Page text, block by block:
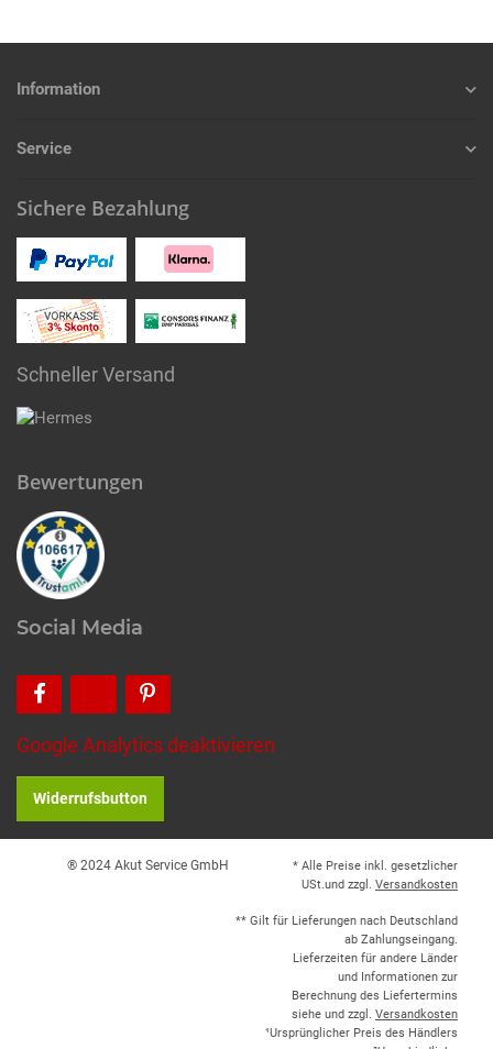
Information
Service
Sichere Bezahlung
Schneller Versand
Bewertungen
Social Media
Google Analytics deaktivieren
Widerrufsbutton
® 2024 Akut Service GmbH
* Alle Preise inkl. gesetzlicher
USt.und zzgl. Versandkosten
** Gilt für Lieferungen nach Deutschland
ab Zahlungseingang.
Lieferzeiten für andere Länder
und Informationen zur
Berechnung des Liefertermins
siehe und zzgl. Versandkosten
¹Ursprünglicher Preis des Händlers